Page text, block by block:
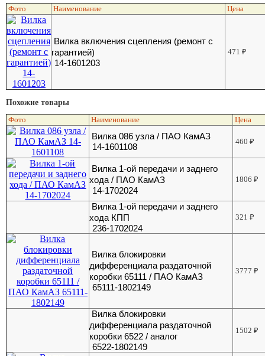
Фото Наименование Цена
Вилка включения сцепления (ремонт с
гарантией)
14-1601203
471₽
Похожие товары
Фото Наименование Цена
Вилка 086 узла / ПАО КамАЗ
14-1601108
460₽
Вилка 1-ой передачи и заднего
хода / ПАО КамАЗ
14-1702024
1806₽
Вилка 1-ой передачи и заднего
хода КПП
236-1702024
321₽
Вилка блокировки
дифференциала раздаточной
коробки 65111 / ПАО КамАЗ
65111-1802149
3777₽
Вилка блокировки
дифференциала раздаточной
коробки 6522 / аналог
6522-1802149
1502₽